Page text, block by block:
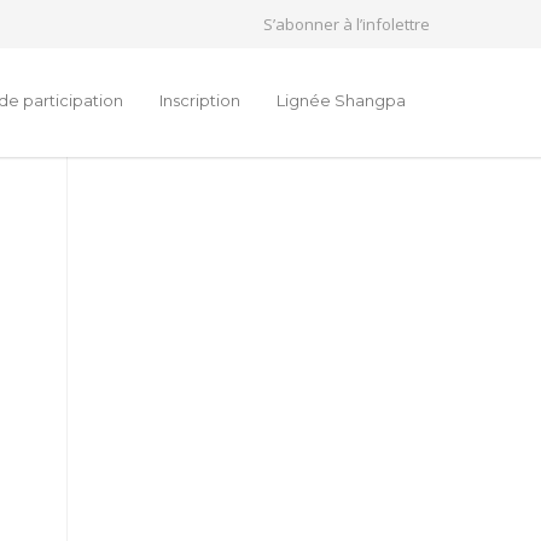
S’abonner à l’infolettre
participation Inscription Lignée Shangpa